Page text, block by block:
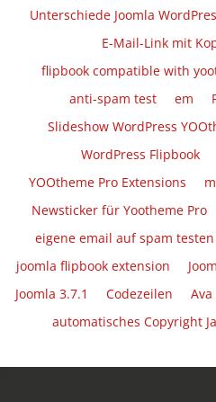
Unterschiede Joomla
E-Mail-Link mit
flipbook compatible with
anti-spam test
em
Slideshow WordPress
WordPress Flipbook
YOOtheme Pro Extensions
Newsticker für Yootheme Pro
eigene email auf spam testen
joomla flipbook extension
Joomla 3.7.1
Codezeilen Ava
automatisches Copyright